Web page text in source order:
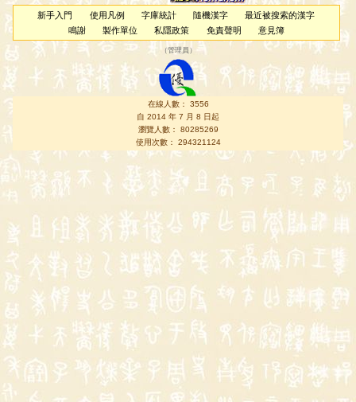
新手入門 使用凡例 字庫統計 隨機漢字
最近被搜索的漢字
鳴謝
製作單位 私隱政策 免責聲明 意見簿
（管理員 ）
在線人數： 3556
自 2014 年 7 月 8 日起
瀏覽人數： 80285269
使用次數： 294321124